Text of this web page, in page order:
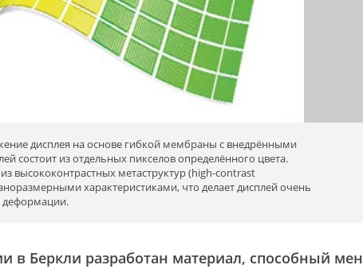
дисплея на основе гибкой мембраны с внедрёнными
состоит из отдельных пикселов определённого цвета.
высококонтрастных метаструктур (high-contrast
характеристиками, что делает дисплей очень
деформации.
в Беркли разработан материал, способный